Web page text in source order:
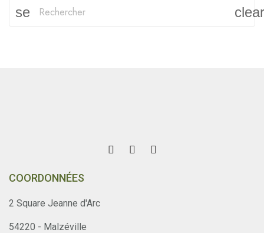
search clear
COORDONNÉES
2 Square Jeanne d'Arc
54220 - Malzéville